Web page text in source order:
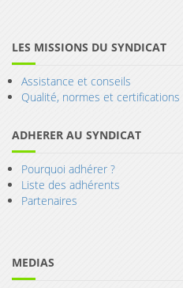
LES MISSIONS DU SYNDICAT
Assistance et conseils
Qualité, normes et certifications
ADHERER AU SYNDICAT
Pourquoi adhérer ?
Liste des adhérents
Partenaires
MEDIAS